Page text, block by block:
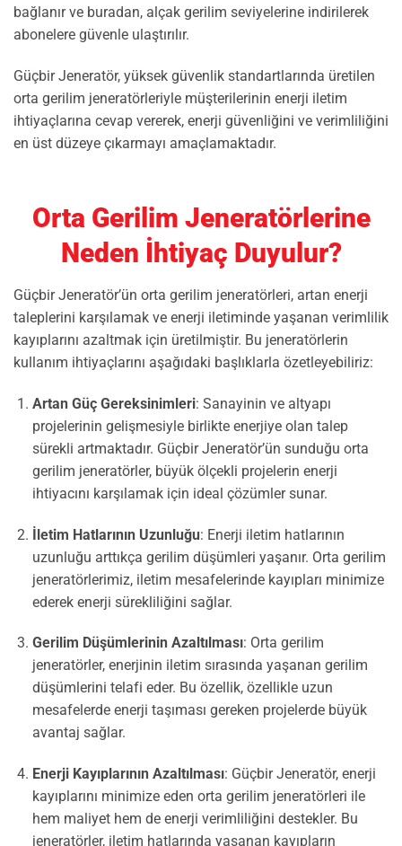
bağlanır ve buradan, alçak gerilim seviyelerine indirilerek
abonelere güvenle ulaştırılır.
Güçbir Jeneratör, yüksek güvenlik standartlarında üretilen
orta gerilim jeneratörleriyle müşterilerinin enerji iletim
ihtiyaçlarına cevap vererek, enerji güvenliğini ve verimliliğini
en üst düzeye çıkarmayı amaçlamaktadır.
Orta Gerilim Jeneratörlerine
Neden İhtiyaç Duyulur?
Güçbir Jeneratör’ün orta gerilim jeneratörleri, artan enerji
taleplerini karşılamak ve enerji iletiminde yaşanan verimlilik
kayıplarını azaltmak için üretilmiştir. Bu jeneratörlerin
kullanım ihtiyaçlarını aşağıdaki başlıklarla özetleyebiliriz:
Artan Güç Gereksinimleri: Sanayinin ve altyapı
projelerinin gelişmesiyle birlikte enerjiye olan talep
sürekli artmaktadır. Güçbir Jeneratör’ün sunduğu orta
gerilim jeneratörler, büyük ölçekli projelerin enerji
ihtiyacını karşılamak için ideal çözümler sunar.
İletim Hatlarının Uzunluğu: Enerji iletim hatlarının
uzunluğu arttıkça gerilim düşümleri yaşanır. Orta gerilim
jeneratörlerimiz, iletim mesafelerinde kayıpları minimize
ederek enerji sürekliliğini sağlar.
Gerilim Düşümlerinin Azaltılması: Orta gerilim
jeneratörler, enerjinin iletim sırasında yaşanan gerilim
düşümlerini telafi eder. Bu özellik, özellikle uzun
mesafelerde enerji taşıması gereken projelerde büyük
avantaj sağlar.
Enerji Kayıplarının Azaltılması: Güçbir Jeneratör, enerji
kayıplarını minimize eden orta gerilim jeneratörleri ile
hem maliyet hem de enerji verimliliğini destekler. Bu
jeneratörler, iletim hatlarında yaşanan kayıpların